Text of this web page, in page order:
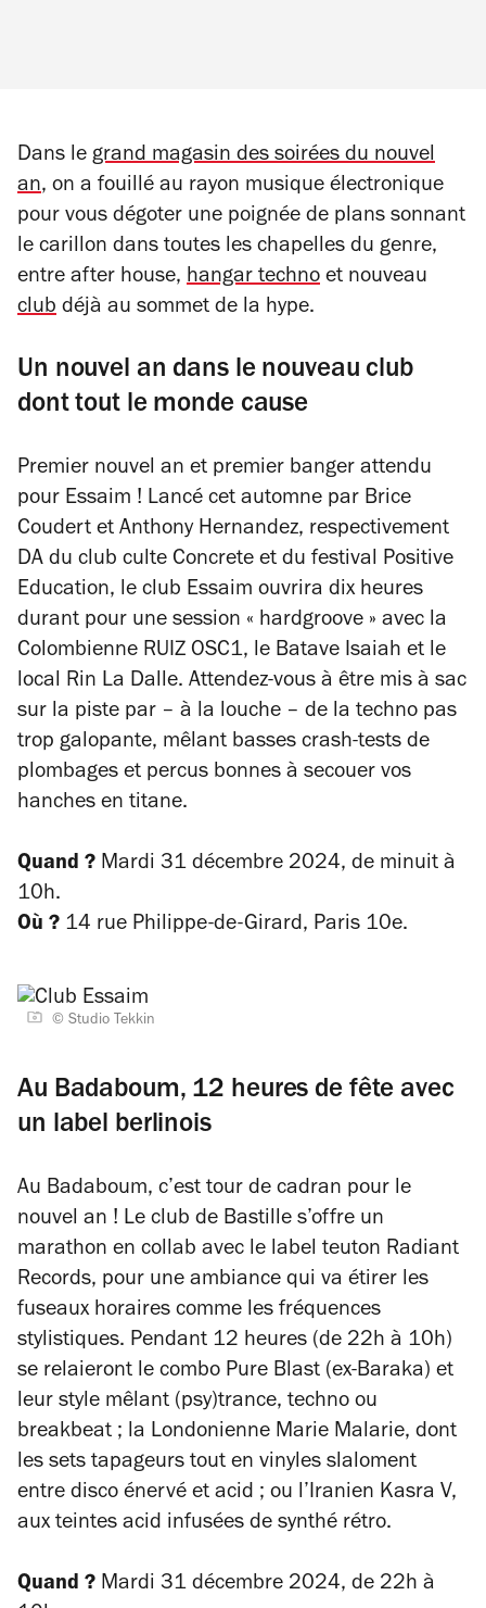
Dans le grand magasin des soirées du nouvel
an, on a fouillé au rayon musique électronique
pour vous dégoter une poignée de plans sonnant
le carillon dans toutes les chapelles du genre,
entre after house, hangar techno et nouveau
club déjà au sommet de la hype.
Un nouvel an dans le nouveau club
dont tout le monde cause
Premier nouvel an et premier banger attendu
pour Essaim ! Lancé cet automne par Brice
Coudert et Anthony Hernandez, respectivement
DA du club culte Concrete et du festival Positive
Education, le club Essaim ouvrira dix heures
durant pour une session « hardgroove » avec la
Colombienne RUIZ OSC1, le Batave Isaiah et le
local Rin La Dalle. Attendez-vous à être mis à sac
sur la piste par – à la louche – de la techno pas
trop galopante, mêlant basses crash-tests de
plombages et percus bonnes à secouer vos
hanches en titane.
Quand ? Mardi 31 décembre 2024, de minuit à
10h.
Où ? 14 rue Philippe-de-Girard, Paris 10e.
© Studio Tekkin
Au Badaboum, 12 heures de fête avec
un label berlinois
Au Badaboum, c’est tour de cadran pour le
nouvel an ! Le club de Bastille s’offre un
marathon en collab avec le label teuton Radiant
Records, pour une ambiance qui va étirer les
fuseaux horaires comme les fréquences
stylistiques. Pendant 12 heures (de 22h à 10h)
se relaieront le combo Pure Blast (ex-Baraka) et
leur style mêlant (psy)trance, techno ou
breakbeat ; la Londonienne Marie Malarie, dont
les sets tapageurs tout en vinyles slaloment
entre disco énervé et acid ; ou l’Iranien Kasra V,
aux teintes acid infusées de synthé rétro.
Quand ? Mardi 31 décembre 2024, de 22h à